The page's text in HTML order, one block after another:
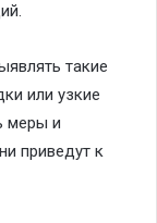
такие
или узкие
меры и
приведут к